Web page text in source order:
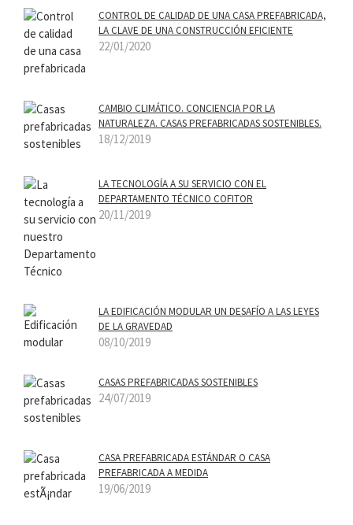
CONTROL DE CALIDAD DE UNA CASA PREFABRICADA,
LA CLAVE DE UNA CONSTRUCCIÓN EFICIENTE
22/01/2020
CAMBIO CLIMÁTICO. CONCIENCIA POR LA
NATURALEZA. CASAS PREFABRICADAS SOSTENIBLES.
18/12/2019
LA TECNOLOGÍA A SU SERVICIO CON EL
DEPARTAMENTO TÉCNICO COFITOR
20/11/2019
LA EDIFICACIÓN MODULAR UN DESAFÍ­O A LAS LEYES
DE LA GRAVEDAD
08/10/2019
CASAS PREFABRICADAS SOSTENIBLES
24/07/2019
CASA PREFABRICADA ESTÁNDAR O CASA
PREFABRICADA A MEDIDA
19/06/2019